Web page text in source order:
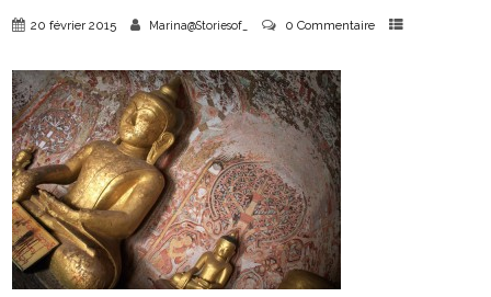
20 février 2015 Marina@Storiesof_ 0 Commentaire